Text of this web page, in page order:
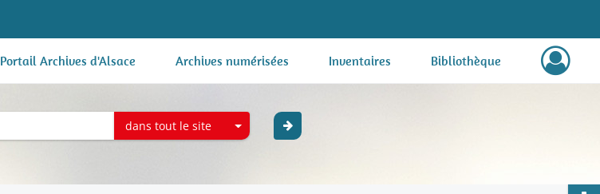
Portail Archives d'Alsace Archives numérisées Inventaires Bibliothèque
dans tout le site